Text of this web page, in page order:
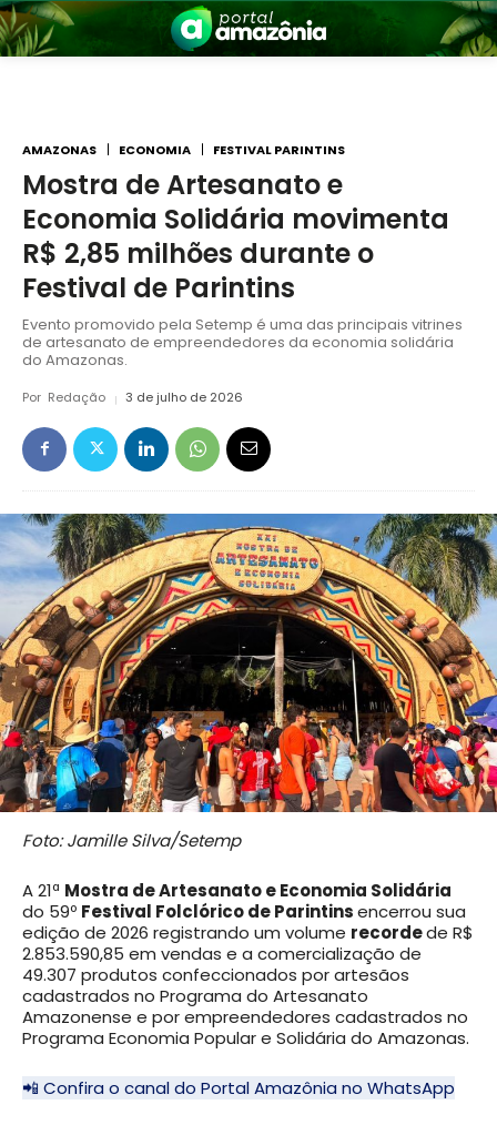
AMAZONAS ECONOMIA FESTIVAL PARINTINS
Mostra de Artesanato e
Economia Solidária movimenta
R$ 2,85 milhões durante o
Festival de Parintins
Evento promovido pela Setemp é uma das principais vitrines
de artesanato de empreendedores da economia solidária
do Amazonas.
Por Redação 3 de julho de 2026
Foto: Jamille Silva/Setemp
A 21ª Mostra de Artesanato e Economia Solidária
do 59º Festival Folclórico de Parintinsencerrou sua
edição de 2026 registrando um volume recordede R$
2.853.590,85 em vendas e a comercialização de
49.307 produtos confeccionados por artesãos
cadastrados no Programa do Artesanato
Amazonense e por empreendedores cadastrados no
Programa Economia Popular e Solidária do Amazonas.
📲 Confira o canal do Portal Amazônia no WhatsApp